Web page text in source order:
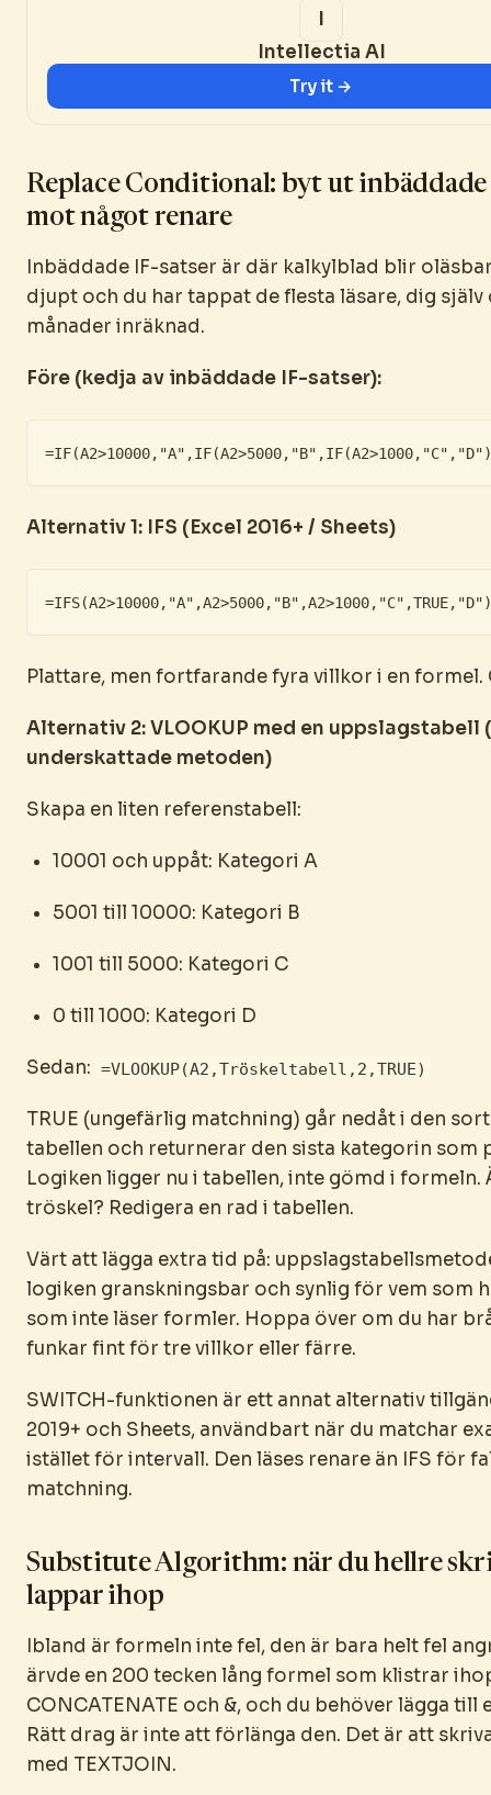
Intellectia AI
Try it →
Replace Conditional: byt ut inbäddade
mot något renare
Inbäddade IF-satser är där kalkylblad blir
djupt och du har tappat de flesta läsare, dig själv
månader inräknad.
Före (kedja av inbäddade IF-satser):
Alternativ 1: IFS (Excel 2016+ / Sheets)
=IFS(A2>10000,"A",A2>5000,"B",A2>1000,"C",TRUE,"D")
Plattare, men fortfarande fyra villkor i en formel.
Alternativ 2: VLOOKUP med en uppslagstabell
underskattade metoden)
Skapa en liten referenstabell:
10001 och uppåt: Kategori A
5001 till 10000: Kategori B
1001 till 5000: Kategori C
0 till 1000: Kategori D
Sedan: =VLOOKUP(A2,Tröskeltabell,2,TRUE)
TRUE (ungefärlig matchning) går nedåt i den
tabellen och returnerar den sista kategorin som
Logiken ligger nu i tabellen, inte gömd i formeln.
tröskel? Redigera en rad i tabellen.
Värt att lägga extra tid på:
logiken granskningsbar och synlig för vem som
som inte läser formler. Hoppa över om du har
funkar fint för tre villkor eller färre.
SWITCH-funktionen är ett annat alternativ
2019+ och Sheets, användbart när du matchar
istället för intervall. Den läses renare än IFS för
matchning.
Substitute Algorithm: när du hellre
lappar ihop
Ibland är formeln inte fel, den är bara helt fel
ärvde en 200 tecken lång formel som klistrar
CONCATENATE och &, och du behöver lägga till
Rätt drag är inte att förlänga den. Det är att
med TEXTJOIN.